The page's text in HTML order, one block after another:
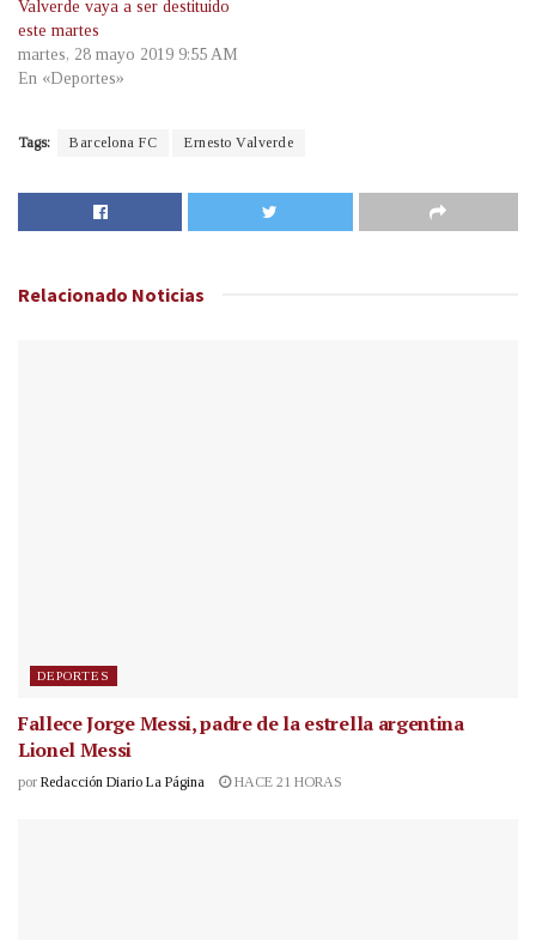
Valverde vaya a ser destituido
este martes
martes, 28 mayo 2019 9:55 AM
En «Deportes»
Tags: Barcelona FC Ernesto Valverde
Relacionado Noticias
DEPORTES
Fallece Jorge Messi, padre de la estrella argentina
Lionel Messi
por Redacción Diario La Página HACE 21 HORAS